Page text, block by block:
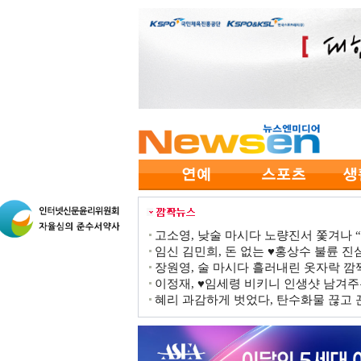
고소영, 낮술 마시다 노량진서 쫓겨나
임신 김민희, 돈 없는 ♥홍상수 불륜
장원영, 술 마시다 흘러내린 옷자락
이정재, ♥임세령 비키니 인생샷 남겨
혜리 과감하게 벗었다, 탄수화물 끊고